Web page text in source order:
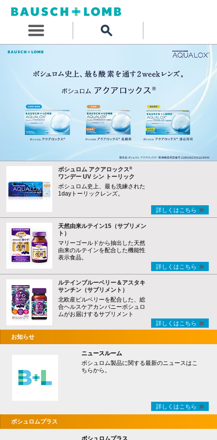
ボシュロム アクアロックス®
ワンデー UV シン トーリック
ボシュロム史上、最も洗練された
1dayトーリックレンズ。
詳しくはこちら
天然由来ルテイン15（サプリメン
ト）
マリーゴールドから抽出した天然
由来のルテインを配合した機能性
表示食品。
詳しくはこちら
ルテインブルーベリー＆アスタキ
サンチン（サプリメント）
北欧産ビルベリーを配合した、総
合ヘルスケアカンパニーボシュロ
ムがお届けするサプリメント
詳しくはこちら
お知らせ
ニュースルーム
ボシュロム製品に関する最新のニュースはこ
ちらから。
詳しくはこちら
ボシュロムプラス
ボシュロムプラス